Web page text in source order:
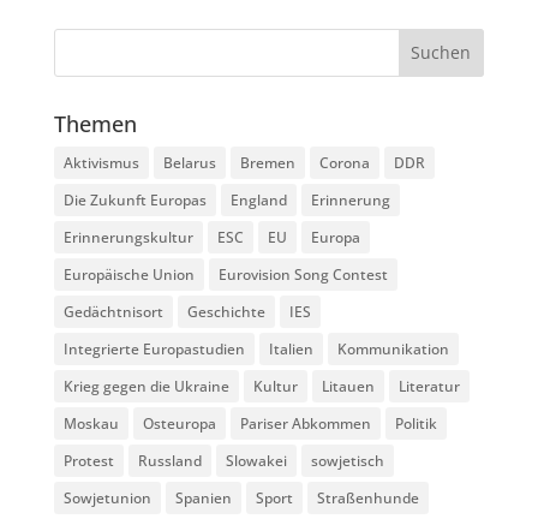
Themen
Aktivismus Belarus Bremen Corona
DDR
Die Zukunft Europas
England
Erinnerung
Erinnerungskultur
ESC EU
Europa
Europäische Union
Eurovision Song Contest
Gedächtnisort
Geschichte
IES
Integrierte Europastudien
Italien
Kommunikation
Krieg gegen die Ukraine
Kultur Litauen
Literatur
Moskau
Osteuropa Pariser Abkommen
Politik
Protest
Russland Slowakei
sowjetisch
Sowjetunion
Spanien Sport Straßenhunde